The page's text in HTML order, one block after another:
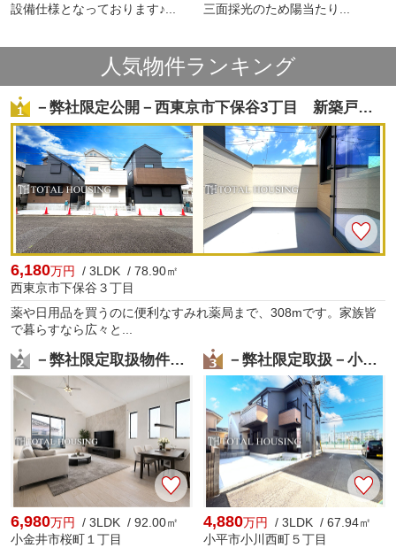
設備仕様となっております♪...
三面採光のため陽当たり...
人気物件ランキング
－弊社限定公開－西東京市下保谷3丁目 新築戸建 B号棟 【全3棟】
6,180万円
/ 3LDK / 78.90㎡
西東京市下保谷３丁目
薬や日用品を買うのに便利なすみれ薬局まで、308mです。家族皆
で暮らすなら広々と...
－弊社限定取扱物件－小金井市桜町1丁目 新築戸建 全1棟
6,980万円
/ 3LDK / 92.00㎡
小金井市桜町１丁目
－弊社限定取扱－小平市小川西町5丁目 新築戸建 全2棟
4,880万円
/ 3LDK / 67.94㎡
小平市小川西町５丁目